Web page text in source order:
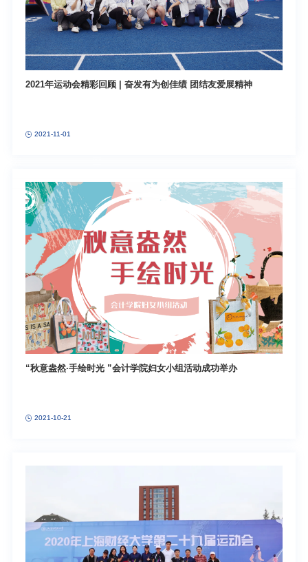
2021年运动会精彩回顾 | 奋发有为创佳绩 团结友爱展精神
2021-11-01
“秋意盎然·手绘时光 ”会计学院妇女小组活动成功举办
2021-10-21